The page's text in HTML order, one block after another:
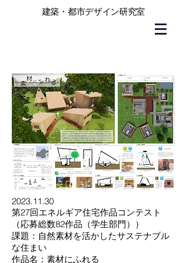
建築・都市デザイン研究室
2023.11.30
第27回エネルギア住宅作品コンテスト
（応募総数82作品（学生部門））
課題：自然素材を活かしたサステナブル
な住まい
作品名： 素材にふれる